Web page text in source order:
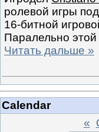
ролевой игры
16-битной
Паралельно
Читать дальше »
Calendar
«